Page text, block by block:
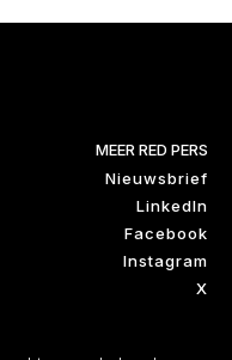
MEER RED PERS
Nieuwsbrief
LinkedIn
Facebook
Instagram
X